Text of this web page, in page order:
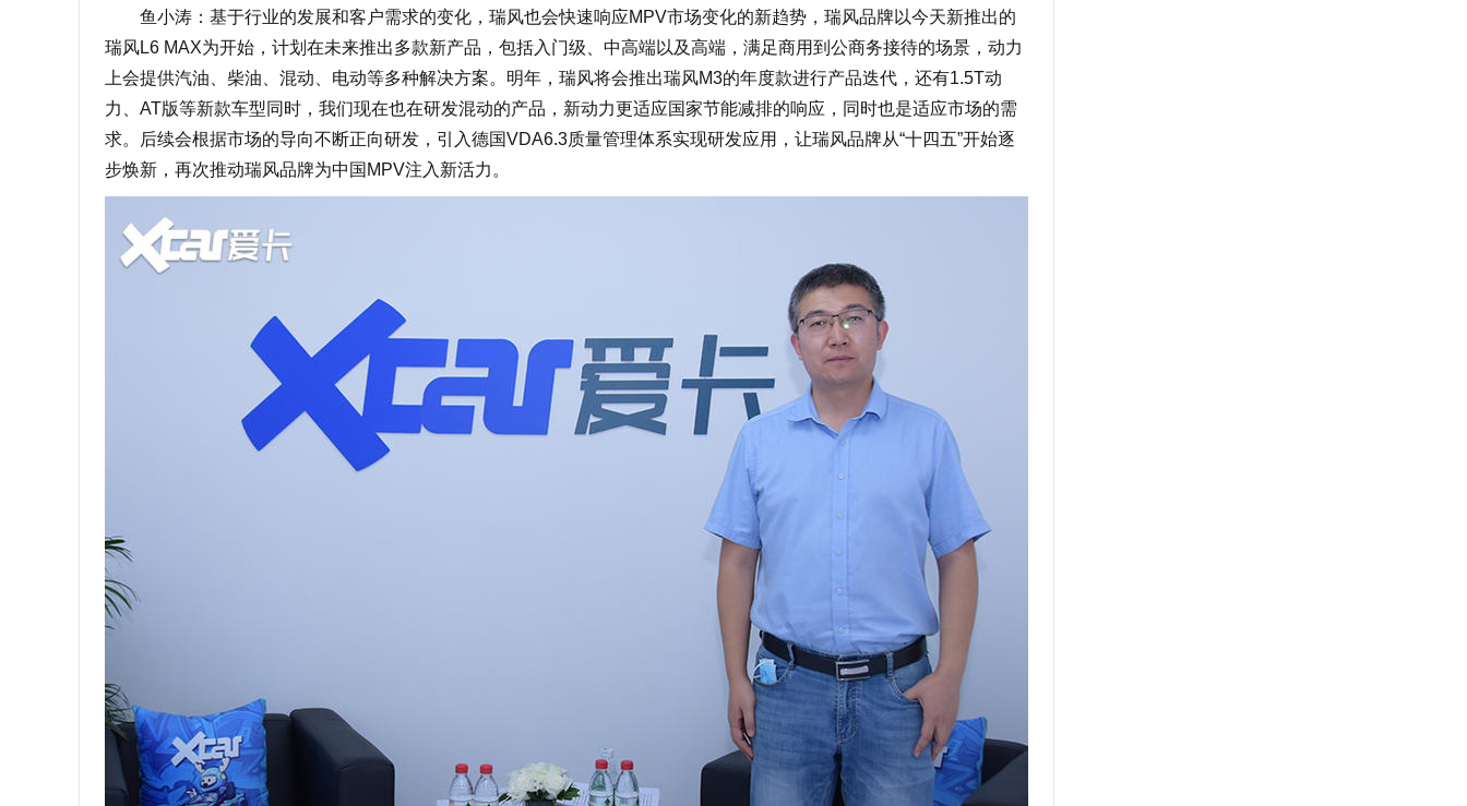
鱼小涛：基于行业的发展和客户需求的变化，瑞风也会快速响应MPV市场变化的新趋势，瑞风品牌以今天新推出的
瑞风L6 MAX为开始，计划在未来推出多款新产品，包括入门级、中高端以及高端，满足商用到公商务接待的场景，动力
上会提供汽油、柴油、混动、电动等多种解决方案。明年，瑞风将会推出瑞风M3的年度款进行产品迭代，还有1.5T动
力、AT版等新款车型同时，我们现在也在研发混动的产品，新动力更适应国家节能减排的响应，同时也是适应市场的需
求。后续会根据市场的导向不断正向研发，引入德国VDA6.3质量管理体系实现研发应用，让瑞风品牌从“十四五”开始逐
步焕新，再次推动瑞风品牌为中国MPV注入新活力。